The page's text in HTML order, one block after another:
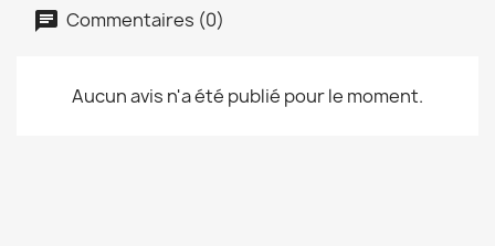
Commentaires (0)
Aucun avis n'a été publié pour le moment.